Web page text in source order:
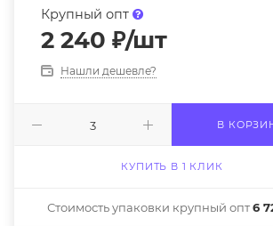
Крупный опт
2 240 ₽/шт
Нашли дешевле?
В
КУПИТЬ В 1 КЛИК
Стоимость упаковки крупный опт6